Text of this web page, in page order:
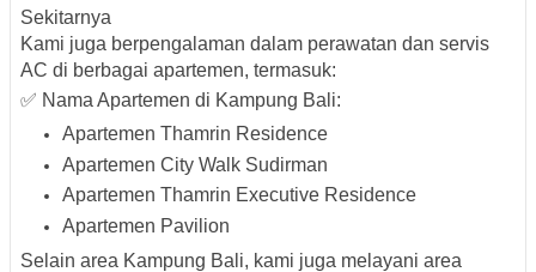
Sekitarnya
Kami juga berpengalaman dalam perawatan dan servis
AC di berbagai apartemen, termasuk:
✅ Nama Apartemen di Kampung Bali:
Apartemen Thamrin Residence
Apartemen City Walk Sudirman
Apartemen Thamrin Executive Residence
Apartemen Pavilion
Selain area Kampung Bali, kami juga melayani area